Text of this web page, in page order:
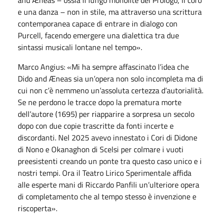
e una danza – non in stile, ma attraverso una scrittura
contemporanea capace di entrare in dialogo con
Purcell, facendo emergere una dialettica tra due
sintassi musicali lontane nel tempo».
Marco Angius: «Mi ha sempre affascinato l’idea che
Dido and Æneas sia un’opera non solo incompleta ma di
cui non c’è nemmeno un’assoluta certezza d’autorialità.
Se ne perdono le tracce dopo la prematura morte
dell’autore (1695) per riapparire a sorpresa un secolo
dopo con due copie trascritte da fonti incerte e
discordanti. Nel 2025 avevo innestato i Cori di Didone
di Nono e Okanaghon di Scelsi per colmare i vuoti
preesistenti creando un ponte tra questo caso unico e i
nostri tempi. Ora il Teatro Lirico Sperimentale affida
alle esperte mani di Riccardo Panfili un’ulteriore opera
di completamento che al tempo stesso è invenzione e
riscoperta».